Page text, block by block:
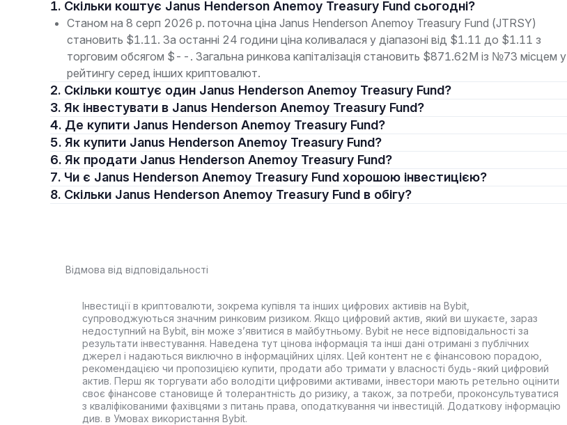
1. Скільки коштує Janus Henderson Anemoy Treasury Fund сьогодні?
Станом на 8 серп 2026 р. поточна ціна Janus Henderson Anemoy Treasury Fund (JTRSY)
становить $1.11. За останні 24 години ціна коливалася у діапазоні від $1.11 до $1.11 з
торговим обсягом $--. Загальна ринкова капіталізація становить $871.62M із №73 місцем у
рейтингу серед інших криптовалют.
2. Скільки коштує один Janus Henderson Anemoy Treasury Fund?
3. Як інвестувати в Janus Henderson Anemoy Treasury Fund?
4. Де купити Janus Henderson Anemoy Treasury Fund?
5. Як купити Janus Henderson Anemoy Treasury Fund?
6. Як продати Janus Henderson Anemoy Treasury Fund?
7. Чи є Janus Henderson Anemoy Treasury Fund хорошою інвестицією?
8. Скільки Janus Henderson Anemoy Treasury Fund в обігу?
Відмова від відповідальності
Інвестиції в криптовалюти, зокрема купівля та інших цифрових активів на Bybit,
супроводжуються значним ринковим ризиком. Якщо цифровий актив, який ви шукаєте, зараз
недоступний на Bybit, він може з’явитися в майбутньому. Bybit не несе відповідальності за
результати інвестування. Наведена тут цінова інформація та інші дані отримані з публічних
джерел і надаються виключно в інформаційних цілях. Цей контент не є фінансовою порадою,
рекомендацією чи пропозицією купити, продати або тримати у власності будь-який цифровий
актив. Перш як торгувати або володіти цифровими активами, інвестори мають ретельно оцінити
своє фінансове становище й толерантність до ризику, а також, за потреби, проконсультуватися
з кваліфікованими фахівцями з питань права, оподаткування чи інвестицій. Додаткову інформацію
див. в Умовах використання Bybit.